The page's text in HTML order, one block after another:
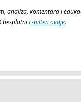
analiza, komentara i
besplatniE-bilten ovdje.